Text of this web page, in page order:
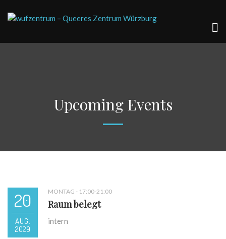
Upcoming Events
20
AUG.
2029
MONTAG - 17:00-21:00
Raum belegt
intern